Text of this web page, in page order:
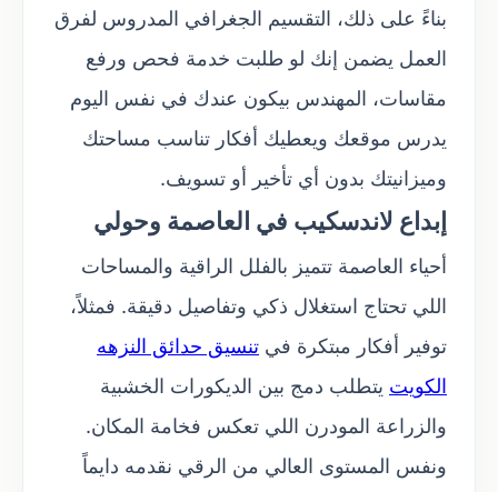
بناءً على ذلك، التقسيم الجغرافي المدروس لفرق
العمل يضمن إنك لو طلبت خدمة فحص ورفع
مقاسات، المهندس بيكون عندك في نفس اليوم
يدرس موقعك ويعطيك أفكار تناسب مساحتك
وميزانيتك بدون أي تأخير أو تسويف.
إبداع لاندسكيب في العاصمة وحولي
أحياء العاصمة تتميز بالفلل الراقية والمساحات
اللي تحتاج استغلال ذكي وتفاصيل دقيقة. فمثلاً،
توفير أفكار مبتكرة في تنسيق حدائق النزهه
الكويت يتطلب دمج بين الديكورات الخشبية
والزراعة المودرن اللي تعكس فخامة المكان.
ونفس المستوى العالي من الرقي نقدمه دايماً